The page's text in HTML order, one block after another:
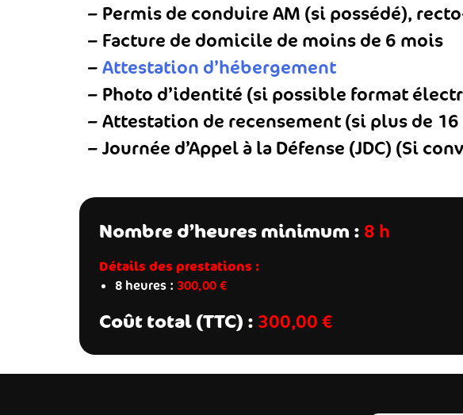
– Permis de conduire AM (si possédé),
– Facture de domicile de moins de 6 mois
– Attestation d’hébergement
– Photo d’identité (si possible format
– Attestation de recensement (si plus de 16
– Journée d’Appel à la Défense (JDC) (Si
Nombre d’heures minimum : 8 h
Détails des prestations :
8 heures : 300,00 €
Coût total (TTC) : 300,00 €